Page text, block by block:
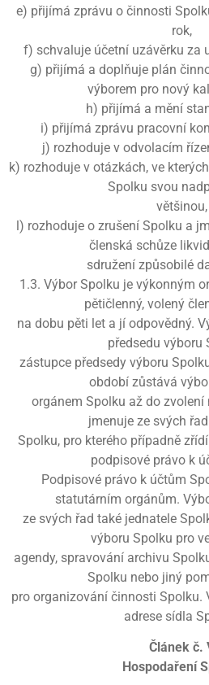
e) přijímá zprávu o činnosti
rok,
f) schvaluje účetní uzávěrku za
g) přijímá a doplňuje plán
výborem pro nový
h) přijímá a mění
i) přijímá zprávu pracovní
j) rozhoduje v odvolacím
k) rozhoduje v otázkách, ve
Spolku svou
většinou,
l) rozhoduje o zrušení Spolku a
členská schůze
sdružení způsobilé
1.3. Výbor Spolku je výkonným
pětičlenný, volený
na dobu pěti let a jí odpovědný.
předsedu výboru
zástupce předsedy výboru
období zůstává
orgánem Spolku až do zvolení
jmenuje ze svých
Spolku, pro kterého případně
podpisové právo k
Podpisové právo k účtům
statutárním orgánům.
ze svých řad také jednatele
výboru Spolku pro
agendy, spravování archivu
Spolku nebo jiný
pro organizování činnosti Spolku.
adrese sídla
Článek č.
Hospodaření